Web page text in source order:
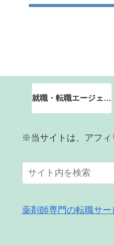
就職・転職エージェント
※当サイトは、アフィ
薬剤師専門の転職サー